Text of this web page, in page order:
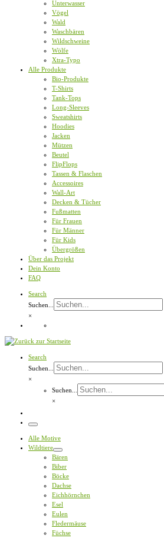
Unterwasser
Vögel
Wald
Waschbären
Wildschweine
Wölfe
Xtra-Typo
Alle Produkte
Bio-Produkte
T-Shirts
Tank-Tops
Long-Sleeves
Sweatshirts
Hoodies
Jacken
Mützen
Beutel
FlipFlops
Tassen & Flaschen
Accessoires
Wall-Art
Decken & Tücher
Fußmatten
Für Frauen
Für Männer
Für Kids
Übergrößen
Über das Projekt
Dein Konto
FAQ
Search
Suchen...
×
Search
Suchen...
×
Suchen...
×
Menü
Alle Motive
Wildtiere
Bären
Biber
Böcke
Dachse
Eichhörnchen
Esel
Eulen
Fledermäuse
Füchse